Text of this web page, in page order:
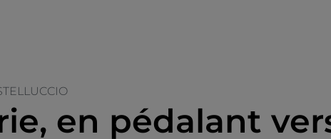
en pédalant